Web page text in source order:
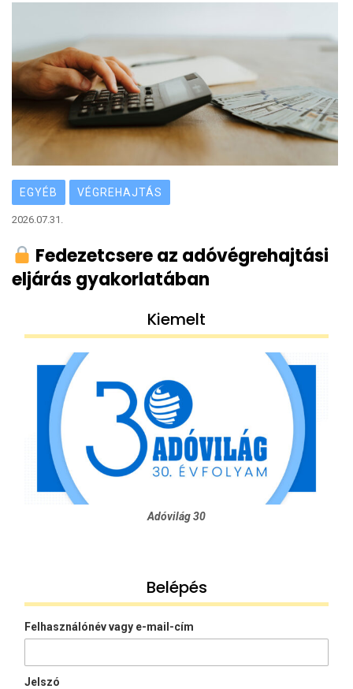
EGYÉB VÉGREHAJTÁS
2026.07.31.
Fedezetcsere az adóvégrehajtási
eljárás gyakorlatában
Kiemelt
Adóvilág 30
Belépés
Felhasználónév vagy e-mail-cím
Jelszó